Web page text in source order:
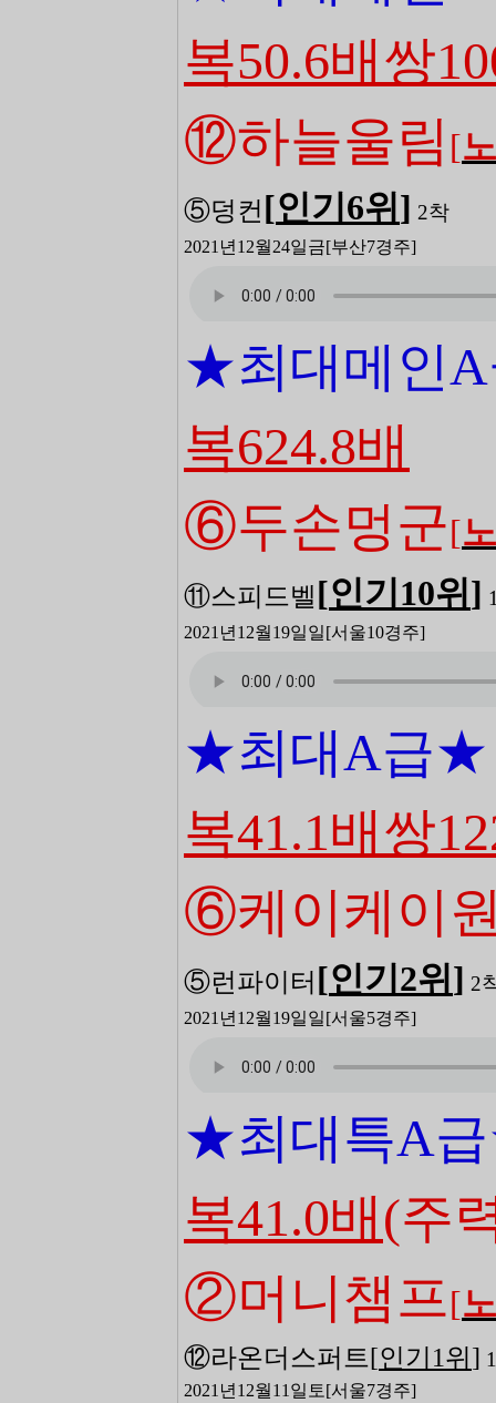
복50.6배쌍
⑫하늘울림 [
⑤덩컨[인기6위 ] 2착
2021년12월24일금[부산7경주]
★최대메인
복624.8배
⑥두손멍군[
⑪스피드벨[인기10위 ]
2021년12월19일일[서울10경주]
★최대A급★
복41.1배쌍
⑥케이케이
⑤런파이터 [인기2위 ] 2
2021년12월19일일[서울5경주]
★최대특A
복41.0배(주
②머니챔프[
⑫라온더스퍼트[인기1위 ] 1
2021년12월11일토[서울7경주]